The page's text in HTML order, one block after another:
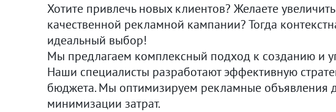
Хотите привлечь новых клиентов? Желаете
качественной рекламной кампании? Тогда
идеальный выбор!
Мы предлагаем комплексный подход к созданию и
Наши специалисты разработают эффективную
бюджета. Мы оптимизируем рекламные объявления
минимизации затрат.